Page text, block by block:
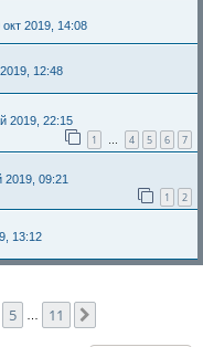
окт 2019, 14:08
12:48
2019, 22:15
1 … 4 5 6 7
2019, 09:21
1 2
13:12
5 11